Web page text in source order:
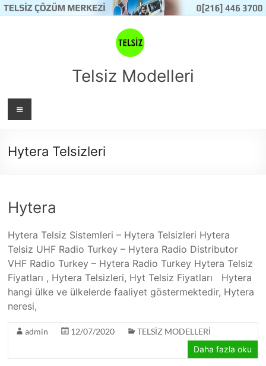
Skip
to
Telsiz Modelleri
Menü
Hytera Telsizleri
Hytera
Hytera Telsiz Sistemleri – Hytera Telsizleri Hytera
Telsiz UHF Radio Turkey – Hytera Radio Distributor
VHF Radio Turkey – Hytera Radio Turkey Hytera Telsiz
Fiyatları , Hytera Telsizleri, Hyt Telsiz Fiyatları Hytera
hangi ülke ve ülkelerde faaliyet göstermektedir, Hytera
neresi,
admin 12/07/2020
TELSİZ MODELLERİ
Daha fazla oku